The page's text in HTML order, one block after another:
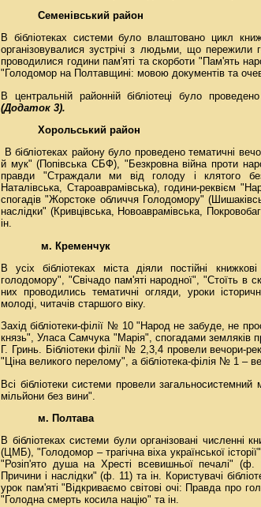
Семенівський район
В бібліотеках системи було влаштовано цикл
організовувалися зустрічі з людьми, що
проводилися години пам'яті та скорботи "Пам'ять
"Голодомор на Полтавщині: мовою документів та
В центральній районній бібліотеці було
(Додаток 3).
Хорольський район
В бібліотеках району було проведено тематичні
й мук" (Попівська СБФ), "Безкровна війна проти
правди "Страждали ми від голоду і клятого
Наталівська, Староаврамівська), години-реквієм
спогадів "Жорстоке обличчя Голодомору"
наслідки" (Кривцівська, Новоаврамівська,
ін.
м. Кременчук
В усіх бібліотеках міста діяли постійні
голодомору", "Свічадо пам'яті народної", "Стоїть в
них проводились тематичні огляди, уроки
молоді, читачів старшого віку.
Захід бібліотеки-філії № 10 "Народ не забуде, не
князь", Уласа Самчука "Марія", спогадами
Г. Гринь. Бібліотеки філії № 2,3,4 провели вечори-
"Ціна великого перелому", а бібліотека-філія № 1 –
Всі бібліотеки системи провели
мільйони без вини".
м. Полтава
В бібліотеках системи були організовані численні
(ЦМБ), "Голодомор – трагічна віха української
"Розіп'ято душа на Хресті всевишньої печалі"
Причини і наслідки" (ф. 11) та ін. Користувачі
урок пам'яті "Відкриваємо світові очі: Правда про
"Голодна смерть косила націю" та ін.